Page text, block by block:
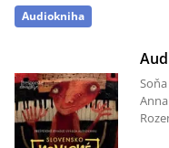
Audiokniha